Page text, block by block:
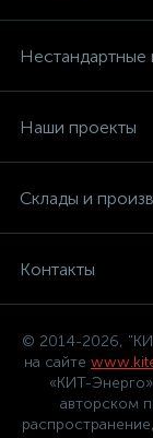
Нестандартные
Наши проекты
Склады и
Контакты
© 2014-2026,
на сайте
«КИТ-
авторском